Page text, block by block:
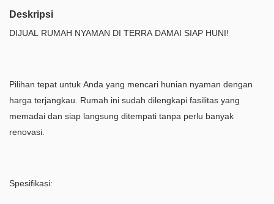
Deskripsi
DIJUAL RUMAH NYAMAN DI TERRA DAMAI SIAP HUNI!
Pilihan tepat untuk Anda yang mencari hunian nyaman dengan
harga terjangkau. Rumah ini sudah dilengkapi fasilitas yang
memadai dan siap langsung ditempati tanpa perlu banyak
renovasi.
Spesifikasi: